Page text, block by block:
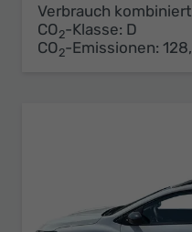
Verbrauch
CO2-Klasse: D
CO2-Emissionen: